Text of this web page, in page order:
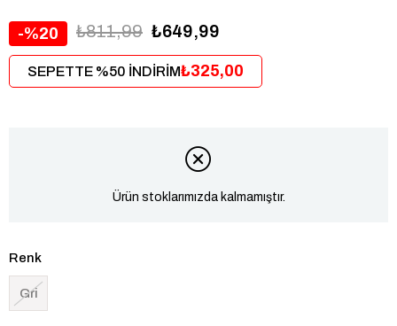
20 ₺811,99 ₺649,99
SEPETTE %50 İNDİRİM₺325,00
Ürün stoklarımızda kalmamıştır.
Renk
Gri